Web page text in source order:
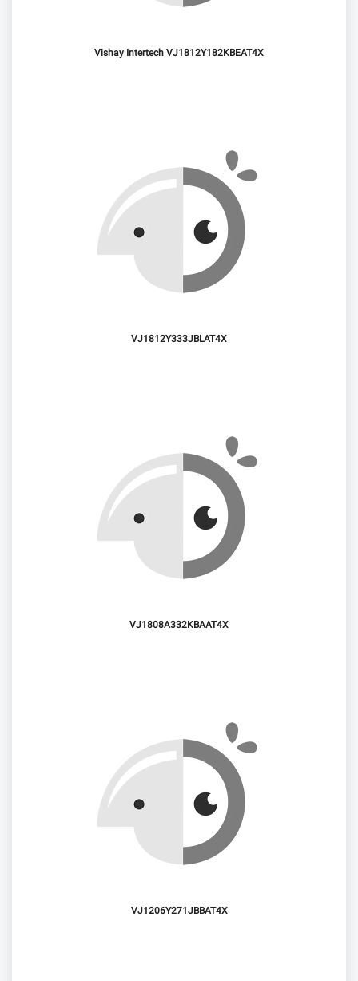
Vishay Intertech VJ1812Y182KBEAT4X
VJ1812Y333JBLAT4X
VJ1808A332KBAAT4X
VJ1206Y271JBBAT4X